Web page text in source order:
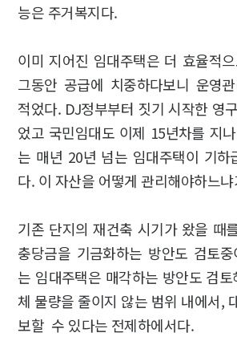
능은 주거복지다.
이미 지어진 임대주택은 더 효율적
그동안 공급에 치중하다보니 운영
적었다. DJ정부부터 짓기 시작한 영
었고 국민임대도 이제 15년차를 지
는 매년 20년 넘는 임대주택이 기하
다. 이 자산을 어떻게 관리해야하느
기존 단지의 재건축 시기가 왔을 때
충당금을 기금화하는 방안도 검토
는 임대주택은 매각하는 방안도 검
체 물량을 줄이지 않는 범위 내에서,
보할 수 있다는 전제하에서다.